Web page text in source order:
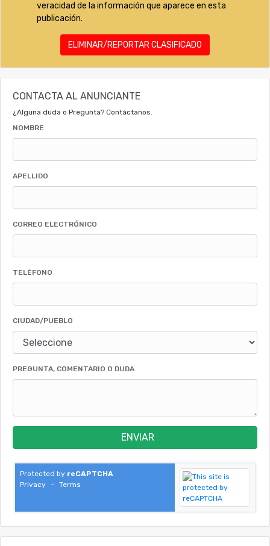
veracidad de la información que aparece en esta
publicación.
ELIMINAR/REPORTAR CLASIFICADO
CONTACTA AL ANUNCIANTE
¿Alguna duda o Pregunta? Contáctanos.
NOMBRE
APELLIDO
CORREO ELECTRÓNICO
TELÉFONO
CIUDAD/PUEBLO
PREGUNTA, COMENTARIO O DUDA
ENVIAR
Protected by reCAPTCHA
Privacy
- Terms